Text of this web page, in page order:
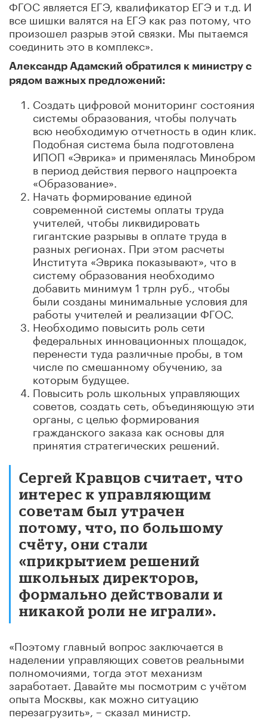
ФГОС является ЕГЭ, квалификатор ЕГЭ и т.д. И
все шишки валятся на ЕГЭ как раз потому, что
произошел разрыв этой связки. Мы пытаемся
соединить это в комплекс».
Александр Адамский обратился к министру с
рядом важных предложений:
Создать цифровой мониторинг состояния
системы образования, чтобы получать
всю необходимую отчетность в один клик.
Подобная система была подготовлена
ИПОП «Эврика» и применялась Минобром
в период действия первого нацпроекта
«Образование».
Начать формирование единой
современной системы оплаты труда
учителей, чтобы ликвидировать
гигантские разрывы в оплате труда в
разных регионах. При этом расчеты
Института «Эврика показывают», что в
систему образования необходимо
добавить минимум 1 трлн руб., чтобы
были созданы минимальные условия для
работы учителей и реализации ФГОС.
Необходимо повысить роль сети
федеральных инновационных площадок,
перенести туда различные пробы, в том
числе по смешанному обучению, за
которым будущее.
Повысить роль школьных управляющих
советов, создать сеть, объединяющую эти
органы, с целью формирования
гражданского заказа как основы для
принятия стратегических решений.
Сергей Кравцов считает, что
интерес к управляющим
советам был утрачен
потому, что, по большому
счёту, они стали
«прикрытием решений
школьных директоров,
формально действовали и
никакой роли не играли».
«Поэтому главный вопрос заключается в
наделении управляющих советов реальными
полномочиями, тогда этот механизм
заработает. Давайте мы посмотрим с учётом
опыта Москвы, как можно ситуацию
перезагрузить», – сказал министр.